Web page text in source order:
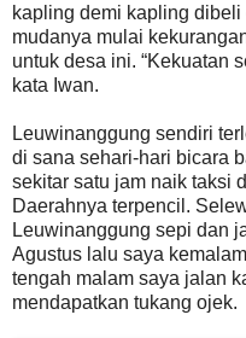
kapling demi kapling
mudanya mulai
untuk desa ini. “Kekuatan
kata Iwan.
Leuwinanggung sendiri
di sana sehari-hari bicara
sekitar satu jam naik taksi
Daerahnya terpencil.
Leuwinanggung sepi dan
Agustus lalu saya
tengah malam saya jalan
mendapatkan tukang ojek.